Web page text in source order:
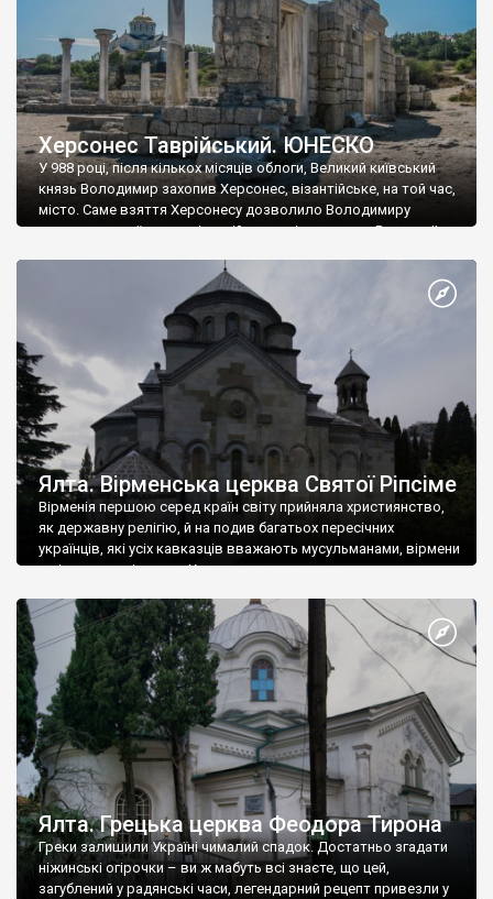
Херсонес Таврійський. ЮНЕСКО
У 988 році, після кількох місяців облоги, Великий київський
князь Володимир захопив Херсонес, візантійське, на той час,
місто. Саме взяття Херсонесу дозволило Володимиру
диктувати свої умови візантійському імператору Василю ІІ, та
Херсонесі Володимир-язичник, став Василем-християнином.
А потім було Хрещення Русі. На честь Херсонесу Таврійського
Ялта. Вірменська церква Святої Ріпсіме
Вірменія першою серед країн світу прийняла християнство,
як державну релігію, й на подив багатьох пересічних
українців, які усіх кавказців вважають мусульманами, вірмени
є відданими вірянами Христа
Ялта. Грецька церква Феодора Тирона
Греки залишили Україні чималий спадок. Достатньо згадати
ніжинські огірочки – ви ж мабуть всі знаєте, що цей,
загублений у радянські часи, легендарний рецепт привезли у